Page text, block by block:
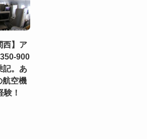
西】ア
900
記。あ
航空機
！